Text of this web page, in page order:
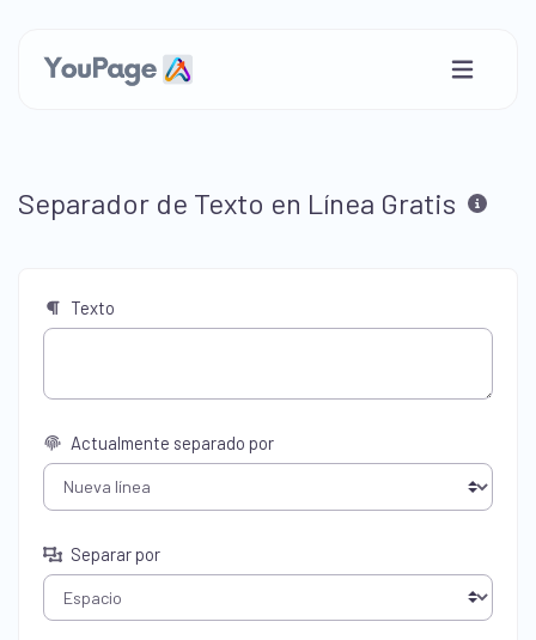
Separador de Texto en Línea Gratis
Texto
Actualmente separado por
Separar por